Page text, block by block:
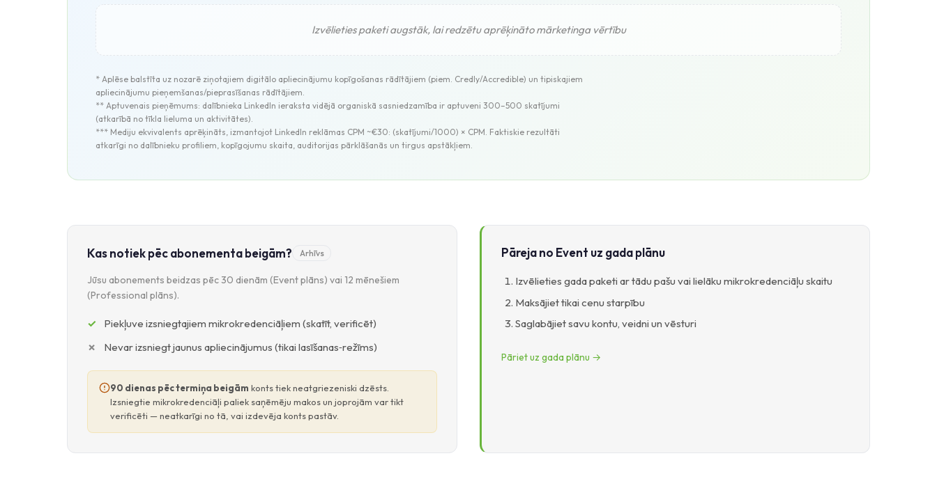
Izvēlieties paketi augstāk, lai redzētu aprēķināto mārketinga vērtību
* Aplēse balstīta uz nozarē ziņotajiem digitālo apliecinājumu kopīgošanas rādītājiem (piem. Credly/Accredible) un tipiskajiem
apliecinājumu pieņemšanas/pieprasīšanas rādītājiem.
** Aptuvenais pieņēmums: dalībnieka LinkedIn ieraksta vidējā organiskā sasniedzamība ir aptuveni 300–500 skatījumi
(atkarībā no tīkla lieluma un aktivitātes).
*** Mediju ekvivalents aprēķināts, izmantojot LinkedIn reklāmas CPM ~€30: (skatījumi/1000) × CPM. Faktiskie rezultāti
atkarīgi no dalībnieku profiliem, kopīgojumu skaita, auditorijas pārklāšanās un tirgus apstākļiem.
Kas notiek pēc abonementa beigām? Arhīvs
Jūsu abonements beidzas pēc 30 dienām (Event plāns) vai 12 mēnešiem
(Professional plāns).
Piekļuve izsniegtajiem mikrokredenciāļiem (skatīt, verificēt)
Nevar izsniegt jaunus apliecinājumus (tikai lasīšanas‑režīms)
90 dienas pēc termiņa beigām konts tiek neatgriezeniski dzēsts.
Izsniegtie mikrokredenciāļi paliek saņēmēju makos un joprojām var tikt
verificēti — neatkarīgi no tā, vai izdevēja konts pastāv.
Pāreja no Event uz gada plānu
Izvēlieties gada paketi ar tādu pašu vai lielāku mikrokredenciāļu skaitu
Maksājiet tikai cenu starpību
Saglabājiet savu kontu, veidni un vēsturi
Pāriet uz gada plānu →